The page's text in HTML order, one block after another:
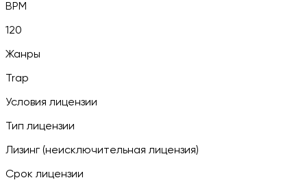
BPM
120
Жанры
Trap
Условия лицензии
Тип лицензии
Лизинг (неисключительная лицензия)
Срок лицензии